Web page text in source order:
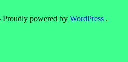
Proudly powered by WordPress .